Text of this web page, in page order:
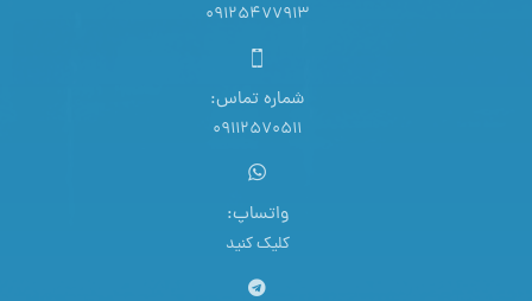
09125477913
شماره تماس:
09112570511
واتساپ:
کلیک کنید